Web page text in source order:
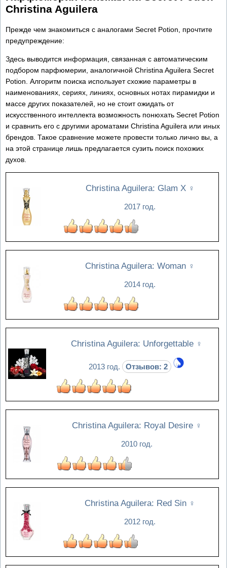
Christina Aguilera
Прежде чем знакомиться с аналогами Secret Potion, прочтите
предупреждение:
Здесь выводится информация, связанная с автоматическим
подбором парфюмерии, аналогичной Christina Aguilera Secret
Potion. Алгоритм поиска использует схожие параметры в
наименованиях, сериях, линиях, основных нотах пирамидки и
массе других показателей, но не стоит ожидать от
искусственного интеллекта возможность понюхать Secret Potion
и сравнить его с другими ароматами Christina Aguilera или иных
брендов. Такое сравнение можете провести только лично вы, а
на этой странице лишь предлагается сузить поиск похожих
духов.
Christina Aguilera: Glam X ♀
2017 год.
Christina Aguilera: Woman ♀
2014 год.
Christina Aguilera: Unforgettable ♀
2013 год. Отзывов: 2
Christina Aguilera: Royal Desire ♀
2010 год.
Christina Aguilera: Red Sin ♀
2012 год.